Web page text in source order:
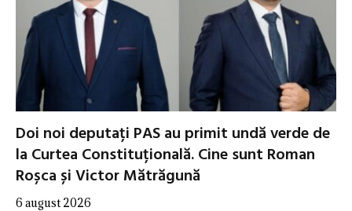
Doi noi deputați PAS au primit undă verde de
la Curtea Constituțională. Cine sunt Roman
Roșca și Victor Mătrăgună
6 august 2026